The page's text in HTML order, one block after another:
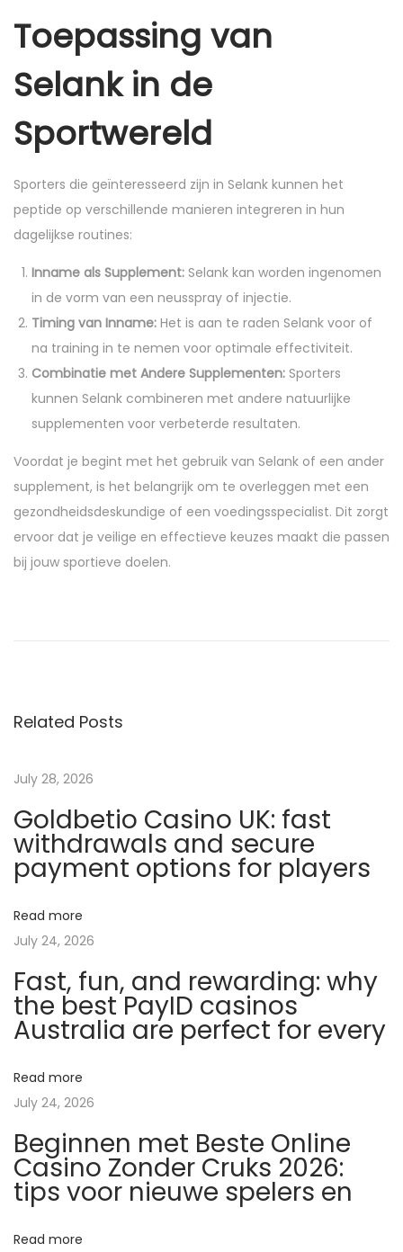
Toepassing van
Selank in de
Sportwereld
Sporters die geïnteresseerd zijn in Selank kunnen het
peptide op verschillende manieren integreren in hun
dagelijkse routines:
Inname als Supplement: Selank kan worden ingenomen
in de vorm van een neusspray of injectie.
Timing van Inname: Het is aan te raden Selank voor of
na training in te nemen voor optimale effectiviteit.
Combinatie met Andere Supplementen: Sporters
kunnen Selank combineren met andere natuurlijke
supplementen voor verbeterde resultaten.
Voordat je begint met het gebruik van Selank of een ander
supplement, is het belangrijk om te overleggen met een
gezondheidsdeskundige of een voedingsspecialist. Dit zorgt
ervoor dat je veilige en effectieve keuzes maakt die passen
bij jouw sportieve doelen.
d
n
ż
y
w
z
8
8
8
S
a
r
:
N
o
Related Posts
July 28, 2026
Goldbetio Casino UK: fast
withdrawals and secure
payment options for players
Read more
July 24, 2026
Fast, fun, and rewarding: why
the best PayID casinos
Australia are perfect for every
Read more
July 24, 2026
Beginnen met Beste Online
Casino Zonder Cruks 2026:
tips voor nieuwe spelers en
Read more